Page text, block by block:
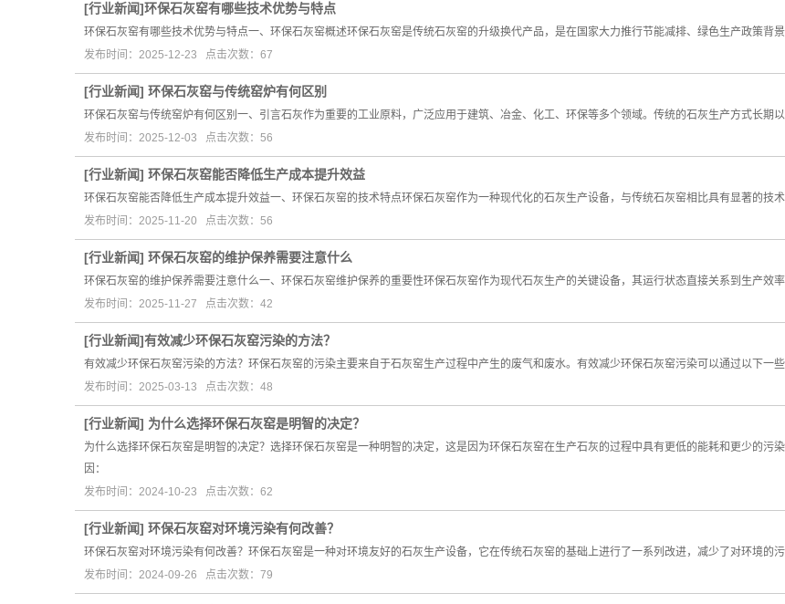
[行业新闻]​环保石灰窑有哪些技术优势与特点
环保石灰窑有哪些技术优势与特点一、环保石灰窑概述环保石灰窑是传统石灰窑的升级换代产品，是在国家大力推行节能减排、绿色生产政策背
发布时间：2025-12-23 点击次数：67
[行业新闻] 环保石灰窑与传统窑炉有何区别
环保石灰窑与传统窑炉有何区别一、引言石灰作为重要的工业原料，广泛应用于建筑、冶金、化工、环保等多个领域。传统的石灰生产方式长期
发布时间：2025-12-03 点击次数：56
[行业新闻] 环保石灰窑能否降低生产成本提升效益
环保石灰窑能否降低生产成本提升效益一、环保石灰窑的技术特点环保石灰窑作为一种现代化的石灰生产设备，与传统石灰窑相比具有显著的技
发布时间：2025-11-20 点击次数：56
[行业新闻] 环保石灰窑的维护保养需要注意什么
环保石灰窑的维护保养需要注意什么一、环保石灰窑维护保养的重要性环保石灰窑作为现代石灰生产的关键设备，其运行状态直接关系到生产效
发布时间：2025-11-27 点击次数：42
[行业新闻]​有效减少环保石灰窑污染的方法？
有效减少环保石灰窑污染的方法？环保石灰窑的污染主要来自于石灰窑生产过程中产生的废气和废水。有效减少环保石灰窑污染可以通过以下一
发布时间：2025-03-13 点击次数：48
[行业新闻] 为什么选择环保石灰窑是明智的决定？
为什么选择环保石灰窑是明智的决定？选择环保石灰窑是一种明智的决定，这是因为环保石灰窑在生产石灰的过程中具有更低的能耗和更少的污
因：
发布时间：2024-10-23 点击次数：62
[行业新闻] 环保石灰窑对环境污染有何改善？
环保石灰窑对环境污染有何改善？环保石灰窑是一种对环境友好的石灰生产设备，它在传统石灰窑的基础上进行了一系列改进，减少了对环境的
发布时间：2024-09-26 点击次数：79